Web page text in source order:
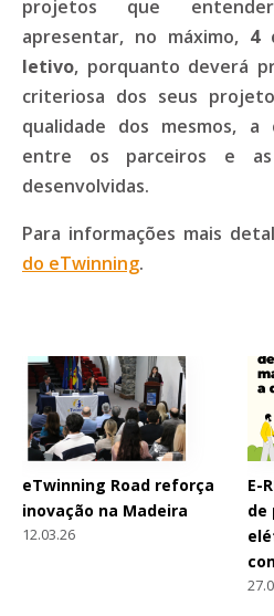
projetos que
apresentar, no máximo, 4
letivo, porquanto deverá
criteriosa dos seus
qualidade dos mesmos, a
entre os parceiros e as
desenvolvidas.
Para informações mais
do eTwinning.
eTwinning Road reforça
inovação na Madeira
12.03.26
E-
de